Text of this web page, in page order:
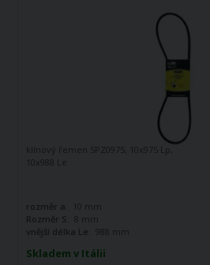
Skladem v Itálii
klínový řemen SPZ0975, 10x975 Lp,
10x988 Le
rozměr a:
10 mm
Rozměr S:
8 mm
vnější délka Le:
988 mm